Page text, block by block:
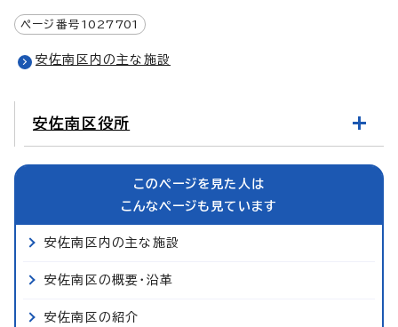
ページ番号 1027701
安佐南区内の主な施設
安佐南区役所
このページを見た人は
こんなページも見ています
安佐南区内の主な施設
安佐南区の概要・沿革
安佐南区の紹介